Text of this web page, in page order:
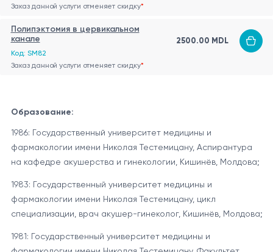
Заказ данной услуги отменяет скидку*
Полипэктомия в цервикальном
канале
Код: SM82
2500.00 MDL
Заказ данной услуги отменяет скидку*
Образование:
1986: Государственный университет медицины и
фармакологии имени Николая Тестемицану, Аспирантура
на кафедре акушерства и гинекологии, Кишинёв, Молдова;
1983: Государственный университет медицины и
фармакологии имени Николая Тестемицану, цикл
специализации, врач акушер-гинеколог, Кишинёв, Молдова;
1981: Государственный университет медицины и